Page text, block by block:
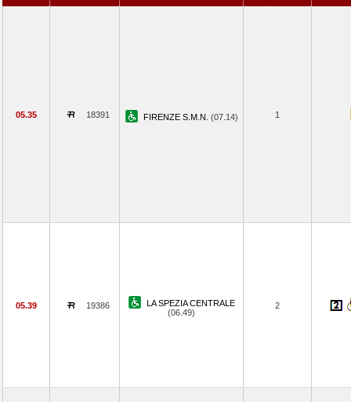
05.35 18391 FIRENZE S.M.N. (07.14) 1
05.39 19386
LA SPEZIA CENTRALE
(06.49)
2